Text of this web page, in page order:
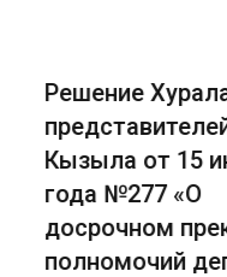
Решение
Кызыла от 15
года №277 «О
досрочном
полномочий